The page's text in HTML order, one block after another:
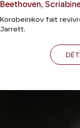
Beethoven,
Korobeinikov fait
Jarrett.